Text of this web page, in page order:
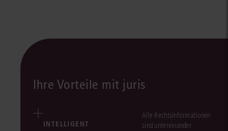
Ihre Vorteile mit juris
INTELLIGENT
Alle Rechtsinformationen
sind untereinander